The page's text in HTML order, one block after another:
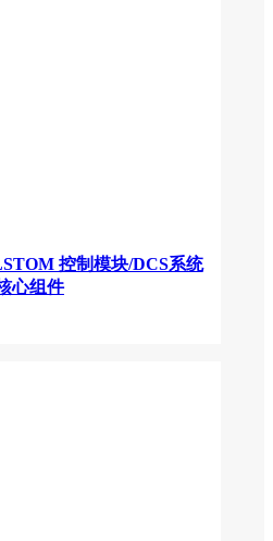
控制模块/DCS系统
心组件